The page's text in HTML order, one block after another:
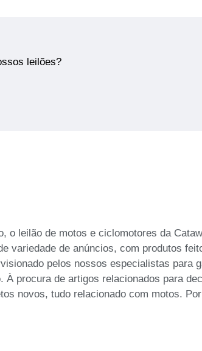
leilões?
o leilão de motos e ciclomotores da
variedade de anúncios, com produtos
pelos nossos especialistas para
À procura de artigos relacionados para
novos, tudo relacionado com motos.